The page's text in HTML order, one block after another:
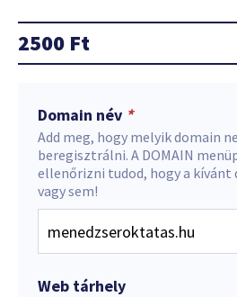
2500 Ft
Domain név *
Add meg, hogy melyik domain
beregisztrálni. A DOMAIN
ellenőrizni tudod, hogy a kívánt
vagy sem!
Web tárhely